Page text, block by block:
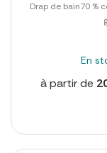
Drap de bain70 %
En
à partir de